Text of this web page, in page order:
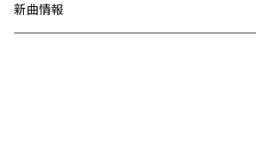
新曲情報